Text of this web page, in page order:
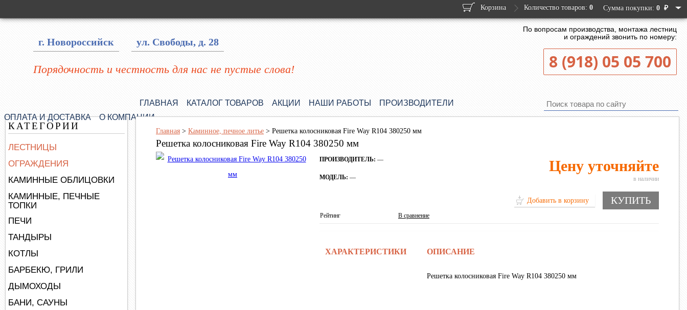
Корзина Количество товаров: 0 Сумма покупки: 0 ₽
г. Новороссийск ул. Свободы, д. 28
Порядочность и честность для нас не пустые слова!
По вопросам производства, монтажа лестниц
и ограждений звонить по номеру:
8 (918) 05 05 700
ГЛАВНАЯ КАТАЛОГ ТОВАРОВ АКЦИИ НАШИ РАБОТЫ
ПРОИЗВОДИТЕЛИ
ОПЛАТА И ДОСТАВКА
О КОМПАНИИ
КАТЕГОРИИ
ЛЕСТНИЦЫ
ОГРАЖДЕНИЯ
КАМИННЫЕ ОБЛИЦОВКИ
КАМИННЫЕ, ПЕЧНЫЕ
ТОПКИ
ПЕЧИ
ТАНДЫРЫ
КОТЛЫ
БАРБЕКЮ, ГРИЛИ
ДЫМОХОДЫ
БАНИ, САУНЫ
Главная > Каминное, печное литье > Решетка колосниковая Fire Way R104 380250 мм
Решетка колосниковая Fire Way R104 380250 мм
ПРОИЗВОДИТЕЛЬ: —
МОДЕЛЬ: —
Рейтинг В сравнение
Цену уточняйте
в наличии
КУПИТЬ
Добавить в корзину
ХАРАКТЕРИСТИКИ ОПИСАНИЕ
Решетка колосниковая Fire Way R104 380250 мм